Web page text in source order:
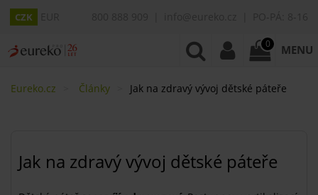
CZK
0 MENU
Eureko.cz Články ​Jak na zdravý vývoj dětské páteře
​Jak na zdravý vývoj dětské páteře